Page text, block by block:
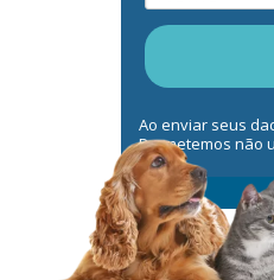
Ao enviar seus
Prometemos não